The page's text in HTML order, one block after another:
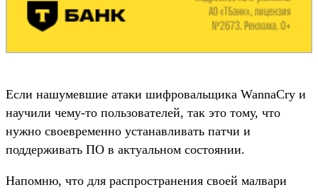
Если нашумевшие атаки шифровальщика WannaCry и
научили чему-то пользователей, так это тому, что
нужно своевременно устанавливать патчи и
поддерживать ПО в актуальном состоянии.
Напомню, что для распространения своей малвари